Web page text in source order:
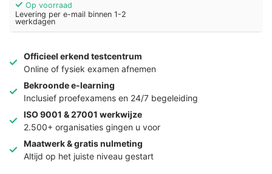
Op voorraad
Levering per e-mail binnen 1-2
werkdagen
Officieel erkend testcentrum
Online of fysiek examen afnemen
Bekroonde e-learning
Inclusief proefexamens en 24/7 begeleiding
ISO 9001 & 27001 werkwijze
2.500+ organisaties gingen u voor
Maatwerk & gratis nulmeting
Altijd op het juiste niveau gestart